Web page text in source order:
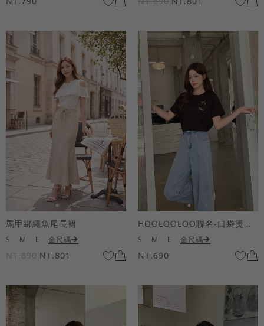
馬甲綁繩魚尾長裙
S M L 全尺碼
NT.890 NT.801
HOOLOOLOO聯名-口袋燙金KUKU熊短袖上衣
S M L 全尺碼
NT.690